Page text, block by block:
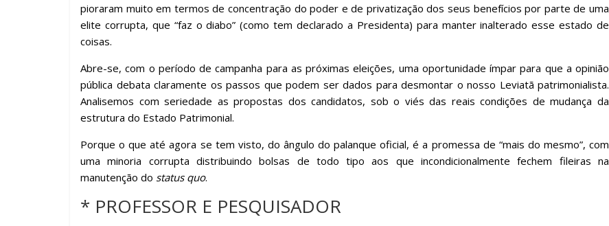
pioraram muito em termos de concentração do poder e de privatização dos seus benefícios por parte de uma
elite corrupta, que “faz o diabo” (como tem declarado a Presidenta) para manter inalterado esse estado de
coisas.
Abre-se, com o período de campanha para as próximas eleições, uma oportunidade ímpar para que a opinião
pública debata claramente os passos que podem ser dados para desmontar o nosso Leviatã patrimonialista.
Analisemos com seriedade as propostas dos candidatos, sob o viés das reais condições de mudança da
estrutura do Estado Patrimonial.
Porque o que até agora se tem visto, do ângulo do palanque oficial, é a promessa de “mais do mesmo”, com
uma minoria corrupta distribuindo bolsas de todo tipo aos que incondicionalmente fechem fileiras na
manutenção do status quo.
* PROFESSOR E PESQUISADOR